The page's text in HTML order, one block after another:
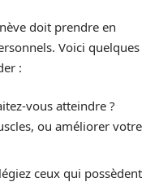
doit prendre en
Voici quelques
:
vous atteindre ?
ou améliorer votre
ceux qui possèdent